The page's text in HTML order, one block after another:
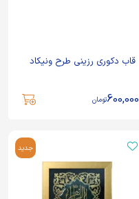
قاب دکوری رزینی طرح ونیکاد
600,000تومان
جدید